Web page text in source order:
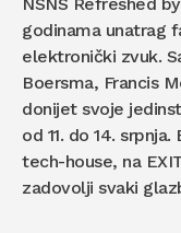
godinama unatrag
elektronički zvuk.
Boersma, Francis
donijet svoje
od 11. do 14.
tech-house, na
zadovolji svaki